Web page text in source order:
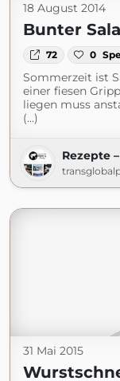
18 August 2014
Bunter
72 0
Sommerzeit ist
einer fiesen
liegen muss
(...)
Rezepte
31 Mai 2015